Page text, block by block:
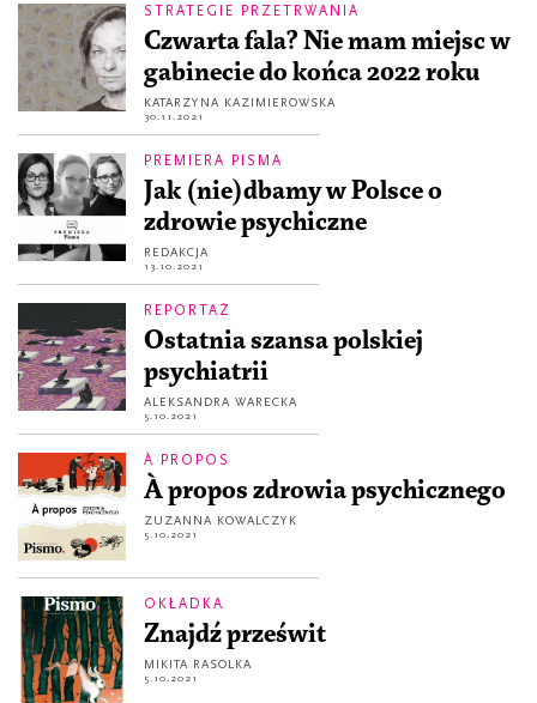
STRATEGIE PRZETRWANIA
Czwarta fala? Nie mam miejsc w
gabinecie do końca 2022 roku
KATARZYNA KAZIMIEROWSKA
30.11.2021
PREMIERA PISMA
Jak (nie)dbamy w Polsce o
zdrowie psychiczne
REDAKCJA
13.10.2021
REPORTAŻ
Ostatnia szansa polskiej
psychiatrii
ALEKSANDRA WARECKA
5.10.2021
À PROPOS
À propos zdrowia psychicznego
ZUZANNA KOWALCZYK
5.10.2021
OKŁADKA
Znajdź prześwit
MIKITA RASOLKA
5.10.2021